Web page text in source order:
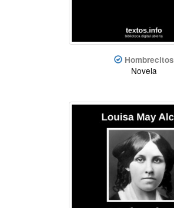
Hombrecitos
Novela